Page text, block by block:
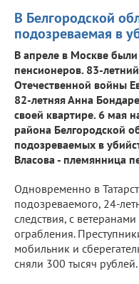
В Белгородской
подозреваемая в
В апреле в Москве
пенсионеров. 83-
Отечественной войны
82-летняя Анна
своей квартире. 6 мая
района Белгородской
подозреваемых в
Власова - племянница
Одновременно в
подозреваемого, 24-
следствия, с
ограбления.
мобильник и
сняли 300 тысяч рублей.